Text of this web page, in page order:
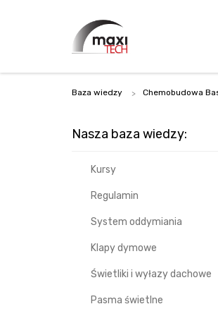
Baza wiedzy Chemobudowa
Nasza baza wiedzy:
Kursy
Regulamin
System oddymiania
Klapy dymowe
Świetliki i wyłazy dachowe
Pasma świetlne